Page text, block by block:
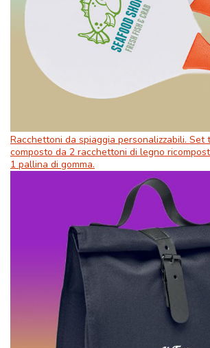
Racchettoni da spiaggia personalizzabili. Set
composto da 2 racchettoni di legno
1 pallina di gomma.